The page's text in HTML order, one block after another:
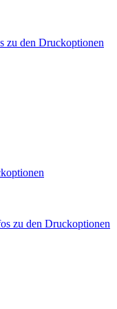
zu den Druckoptionen
zu den Druckoptionen